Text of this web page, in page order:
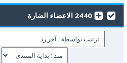
2440 الاعضاء الضارة